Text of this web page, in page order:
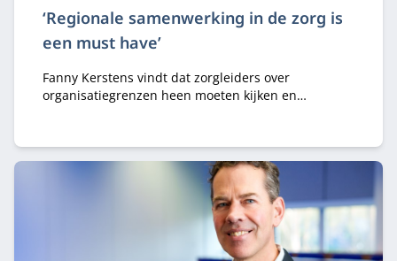
‘Regionale samenwerking in de zorg is
een must have’
Fanny Kerstens vindt dat zorgleiders over
organisatiegrenzen heen moeten kijken en
die complexiteit te doorgronden en won met haar
thesis de Best‑in‑Business Award.